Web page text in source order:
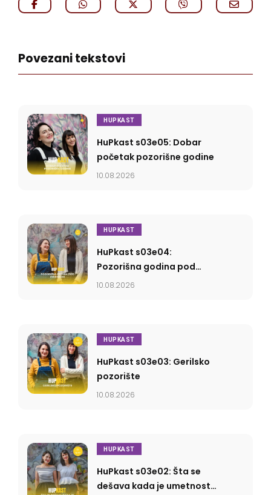
Povezani tekstovi
HUPKAST
HuPkast s03e05: Dobar
početak pozorišne godine
10.08.2026
HUPKAST
HuPkast s03e04:
Pozorišna godina pod
pritiskom
10.08.2026
HUPKAST
HuPkast s03e03: Gerilsko
pozorište
10.08.2026
HUPKAST
HuPkast s03e02: Šta se
dešava kada je umetnost